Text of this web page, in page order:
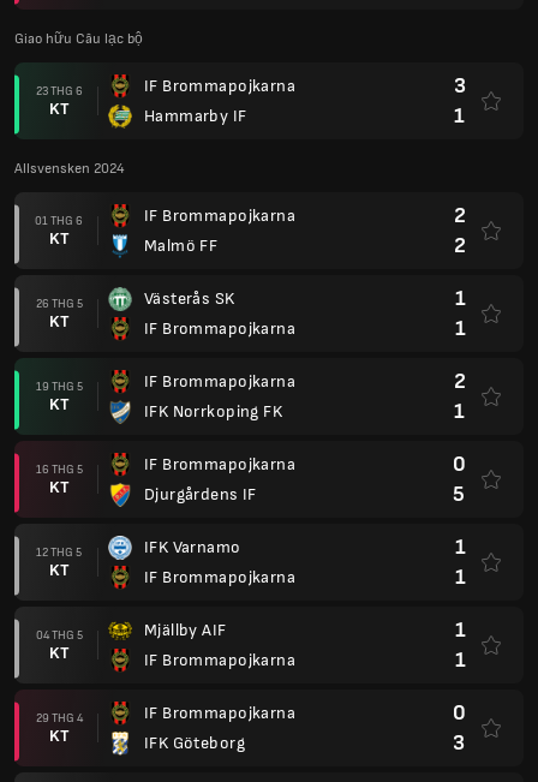
Giao hữu Câu lạc bộ
23 THG 6
KT
IF Brommapojkarna
Hammarby IF
3
1
Allsvensken 2024
01 THG 6
KT
IF Brommapojkarna
Malmö FF
2
2
26 THG 5
KT
Västerås SK
IF Brommapojkarna
1
1
19 THG 5
KT
IF Brommapojkarna
IFK Norrkoping FK
2
1
16 THG 5
KT
IF Brommapojkarna
Djurgårdens IF
0
5
12 THG 5
KT
IFK Varnamo
IF Brommapojkarna
1
1
04 THG 5
KT
Mjällby AIF
IF Brommapojkarna
1
1
29 THG 4
KT
IF Brommapojkarna
IFK Göteborg
0
3